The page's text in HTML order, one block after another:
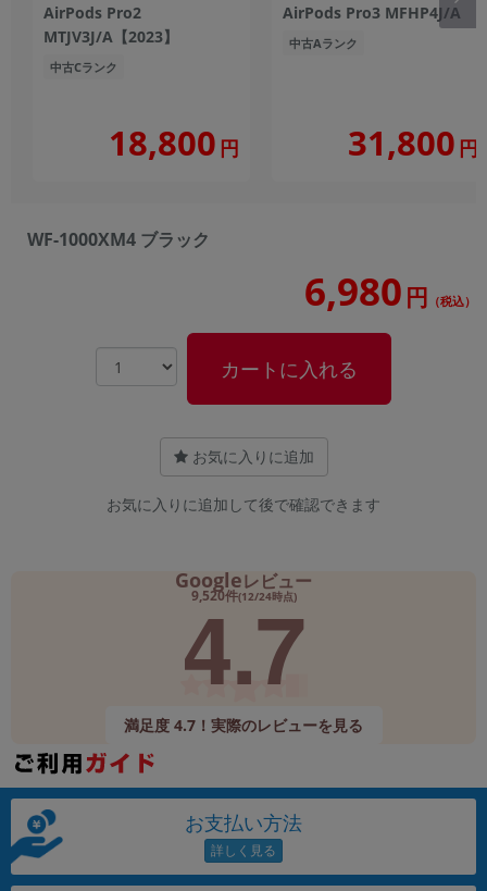
AirPods Pro2
MTJV3J/A【2023】
中古Cランク
18,800 円
AirPods Pro3 MFHP4J/A
中古Aランク
31,800 円
WF-1000XM4 ブラック
6,980 円 （税込）
カートに入れる
お気に入りに追加
お気に入りに追加して後で確認できます
Googleレビュー
9,520件(12/24時点)
4.7
満足度 4.7！実際のレビューを見る
お支払い方法